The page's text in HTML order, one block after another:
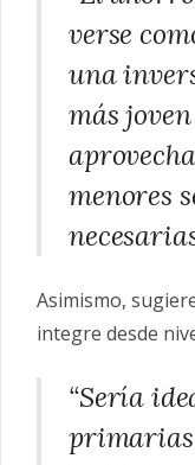
verse
una
más
menores
Asimismo,
integre desde
“Sería
primarias